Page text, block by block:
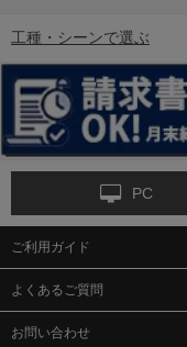
6-矢印板/LED矢印板
9-点字マット・タイ
工種・シーンで選ぶ
PC
ご利用ガイド
よくあるご質問
お問い合わせ